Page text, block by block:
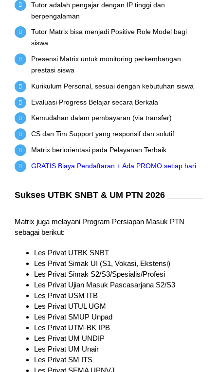
Tutor adalah pengajar dengan IP tinggi dan
berpengalaman
Tutor Matrix bisa menjadi Positive Role Model bagi
siswa
Presensi Matrix untuk monitoring perkembangan
prestasi siswa
Kurikulum Personal, sesuai dengan kebutuhan siswa
Evaluasi Progress Belajar secara Berkala
Kemudahan dalam pembayaran (via transfer)
CS dan Tim Support yang responsif dan solutif
Matrix beriorientasi pada Pelayanan Terbaik
GRATIS Biaya Pendaftaran + Ada PROMO setiap hari
Sukses UTBK SNBT & UM PTN 2026
Matrix juga melayani Program Persiapan Masuk PTN
sebagai berikut:
Les Privat UTBK SNBT
Les Privat Simak UI (S1, Vokasi, Ekstensi)
Les Privat Simak S2/S3/Spesialis/Profesi
Les Privat Ujian Masuk Pascasarjana S2/S3
Les Privat USM ITB
Les Privat UTUL UGM
Les Privat SMUP Unpad
Les Privat UTM-BK IPB
Les Privat UM UNDIP
Les Privat UM Unair
Les Privat SM ITS
Les Privat SEMA UPNVJ